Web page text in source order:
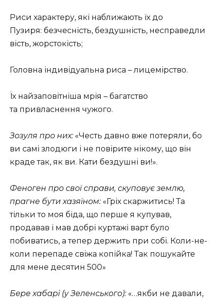
Риси характеру, які наближають їх до
Пузиря: безчесність, бездушність, несправедли
вість, жорстокість;
Головна індивідуальна риса – лицемірство.
Їх найзаповітніша мрія – багатство
та привласнення чужого.
Зозуля про них: «Честь давно вже потеряли, бо
ви самі злодюги і не повірите нікому, що він
краде так, як ви. Кати бездушні ви!».
Феноген про свої справи, скуповує землю,
прагне бути хазяїном:«Гріх скаржитись! Та
тільки то моя біда, що перше я купував,
продавав і мав добрі куртажі варт було
побиватись, а тепер держить при собі. Коли-не-
коли перепаде свіжа копійка! Так пошукайте
для мене десятин 500»
Бере хабарі (у Зеленського):«…якби не давали,